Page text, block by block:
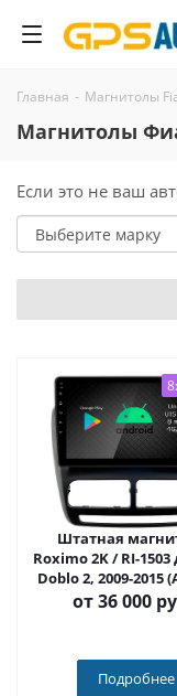
Главная - Магнитолы
Магнитолы
Если это не ваш
Штатная
Roximo 2K / RI-
Doblo 2, 2009-2015
12)
от36 000
Подробнее